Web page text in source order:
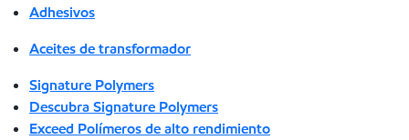
Adhesivos
Aceites de transformador
Signature Polymers
Descubra Signature Polymers
Exceed Polímeros de alto rendimiento